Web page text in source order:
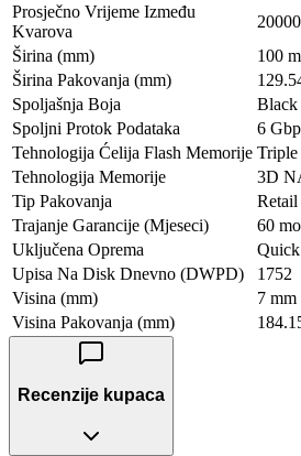
Prosječno Vrijeme Između
Kvarova
Širina (mm)
100
Širina Pakovanja (mm)
Spoljašnja Boja
Black
Spoljni Protok Podataka
6
Tehnologija Ćelija Flash Memorije
Tehnologija Memorije
3D
Tip Pakovanja
Retail
Trajanje Garancije (Mjeseci)
60
Uključena Oprema
Upisa Na Disk Dnevno (DWPD)
1752
Visina (mm)
7 mm
Visina Pakovanja (mm)
Recenzije kupaca